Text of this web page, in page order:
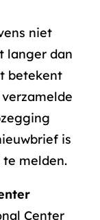
niet
langer dan
betekent
is
melden.
Center